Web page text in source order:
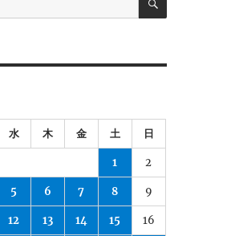
水 木 金 土 日
1 2
5 6 7 8 9
12 13 14 15 16